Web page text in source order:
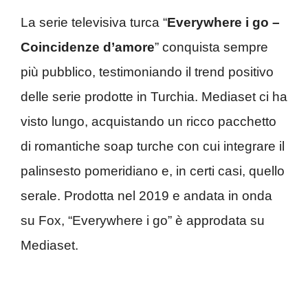
La serie televisiva turca “Everywhere i go –
Coincidenze d’amore” conquista sempre
più pubblico, testimoniando il trend positivo
delle serie prodotte in Turchia. Mediaset ci ha
visto lungo, acquistando un ricco pacchetto
di romantiche soap turche con cui integrare il
palinsesto pomeridiano e, in certi casi, quello
serale. Prodotta nel 2019 e andata in onda
su Fox, “Everywhere i go” è approdata su
Mediaset.